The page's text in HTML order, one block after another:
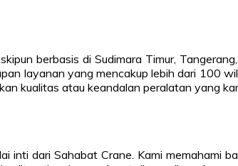
berbasis di Sudimara Timur,
layanan yang mencakup lebih dari 100
kualitas atau keandalan peralatan yang
inti dari Sahabat Crane. Kami memahami